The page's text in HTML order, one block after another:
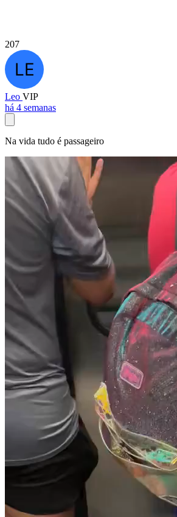
207
Leo VIP
há 4 semanas
Na vida tudo é passageiro